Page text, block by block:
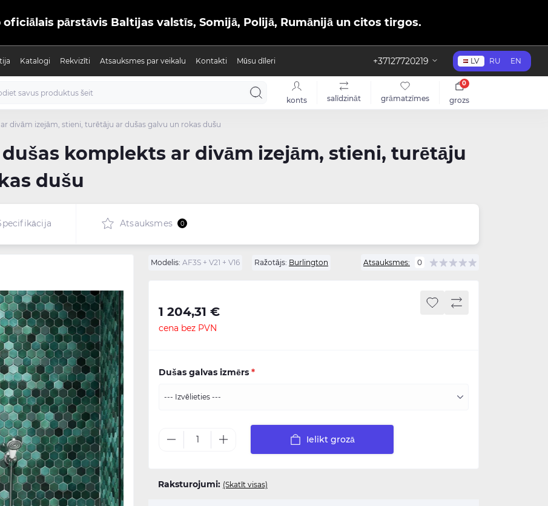
pārstāvis Baltijas valstīs, Somijā, Polijā, Rumānijā un citos tirgos.
Katalogi Rekvizīti Atsauksmes par veikalu Kontakti Mūsu dīleri +37127720219 LV RU EN
konts salīdzināt grāmatzīmes grozs
0
divām izejām, stieni, turētāju ar dušas galvu un rokas dušu
komplekts ar divām izejām, stieni, turētāju
dušu
Atsauksmes 0
Modelis: AF3S + V21 + V16 Ražotājs: Burlington Atsauksmes: 0
1 204,31 €
cena bez PVN
Dušas galvas izmērs *
Ielikt grozā
Raksturojumi: (Skatīt visas)